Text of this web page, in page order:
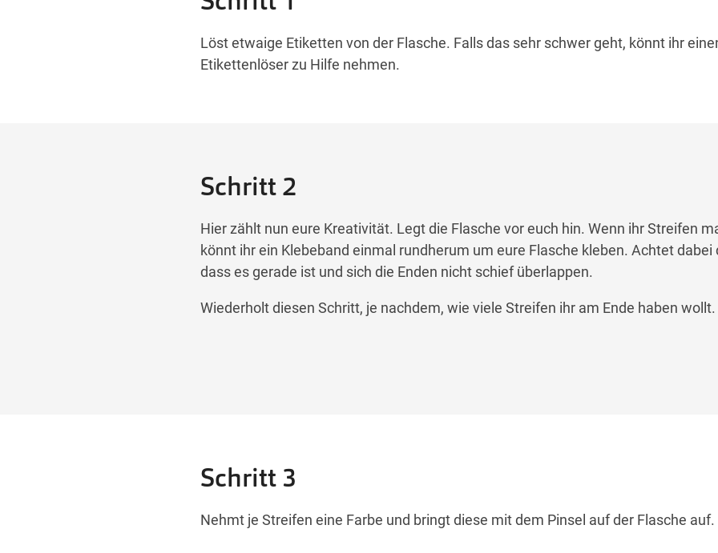
Löst etwaige Etiketten von der Flasche. Falls das sehr schwer geht, könnt ihr
Etikettenlöser zu Hilfe nehmen.
Schritt 2
Hier zählt nun eure Kreativität. Legt die Flasche vor euch hin. Wenn ihr Streifen m
könnt ihr ein Klebeband einmal rundherum um eure Flasche kleben. Achtet dabei
dass es gerade ist und sich die Enden nicht schief überlappen.
Wiederholt diesen Schritt, je nachdem, wie viele Streifen ihr am Ende haben wollt.
Schritt 3
Nehmt je Streifen eine Farbe und bringt diese mit dem Pinsel auf der Flasche auf.